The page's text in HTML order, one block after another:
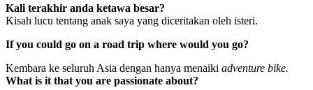
Kali terakhir anda ketawa besar?
Kisah lucu tentang anak saya yang diceritakan oleh isteri.
If you could go on a road trip where would you go?
Kembara ke seluruh Asia dengan hanya menaiki adventure bike.
What is it that you are passionate about?